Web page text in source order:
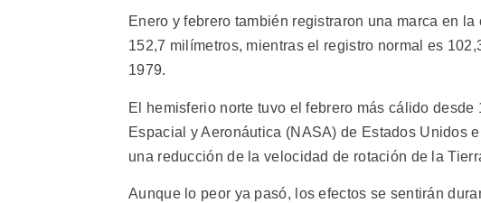
Enero y febrero también registraron una marca en
152,7 milímetros, mientras el registro normal es
1979.
El hemisferio norte tuvo el febrero más cálido
Espacial y Aeronáutica (NASA) de Estados Unidos
una reducción de la velocidad de rotación de la
Aunque lo peor ya pasó, los efectos se sentirán